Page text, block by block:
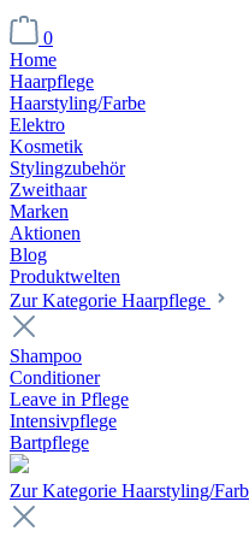
0
Home
Haarpflege
Haarstyling/Farbe
Elektro
Kosmetik
Stylingzubehör
Zweithaar
Marken
Aktionen
Blog
Produktwelten
Zur Kategorie Haarpflege
Shampoo
Conditioner
Leave in Pflege
Intensivpflege
Bartpflege
Zur Kategorie Haarstyling/